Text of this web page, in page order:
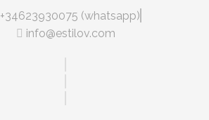
+34623930075 (whatsapp)
info@estilov.com